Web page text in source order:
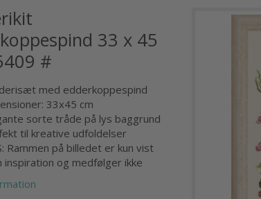
33 x 45
#
med edderkoppespind
33x45 cm
sorte tråde på lys baggrund
til kreative udfoldelser
Rammen på billedet er kun vist
inspiration og medfølger ikke